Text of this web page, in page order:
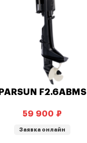
PARSUN F2.6ABMS
₽
Заявка онлайн